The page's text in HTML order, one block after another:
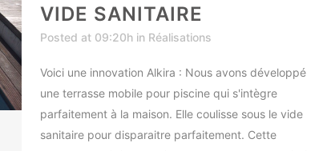
VIDE SANITAIRE
Posted at 09:20hin Réalisations
Voici une innovation Alkira : Nous avons développé
une terrasse mobile pour piscine qui s'intègre
parfaitement à la maison. Elle coulisse sous le vide
sanitaire pour disparaitre parfaitement. Cette